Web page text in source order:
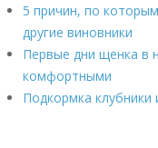
5 причин, по
другие виновники
Первые дни щенка в
комфортными
Подкормка клубники